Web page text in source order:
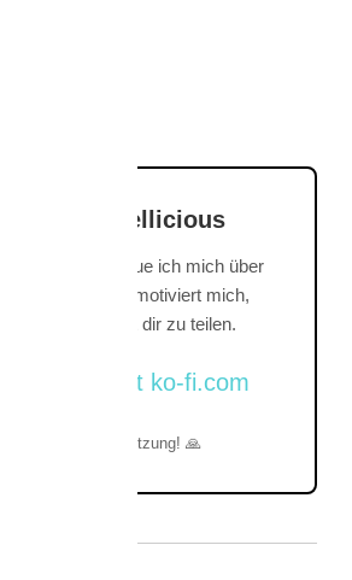
Travellicious
Blog gefällt, freue ich mich über
Kaffee. Das motiviert mich,
meine Inhalte mit dir zu teilen.
für deine Unterstützung! 🙏